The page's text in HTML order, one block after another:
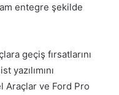
entegre şekilde
geçiş fırsatlarını
yazılımını
Araçlar ve Ford Pro